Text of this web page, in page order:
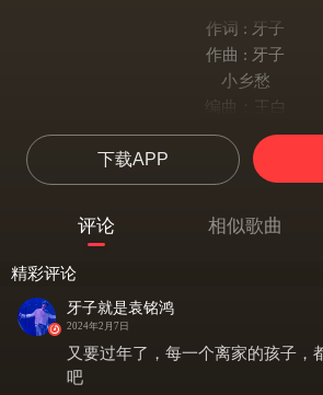
作词 : 牙子
作曲 : 牙子
小乡愁
编曲：王白
小提琴：杨小飞
人声编辑：张强
童声演唱：徐安澜
每到年初头
一个叫小楼一个叫小六
他们说真俊呦是隔壁的
下载APP
评论 相似歌曲
精彩评论
牙子就是袁铭鸿
2024年2月7日
又要过年了，每一个离家的孩子，
吧